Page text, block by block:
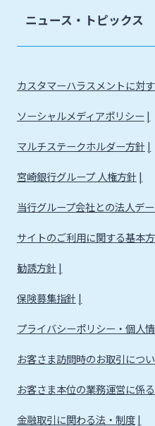
ニュース・トピックス
カスタマーハラスメントに対
ソーシャルメディアポリシー
マルチステークホルダー方針
宮崎銀行グループ 人権方針
当行グループ会社との法人デ
サイトのご利用に関する基本
勧誘方針
保険募集指針
プライバシーポリシー・個人
お客さま訪問時のお取引につ
お客さま本位の業務運営に係
金融取引に関わる法・制度